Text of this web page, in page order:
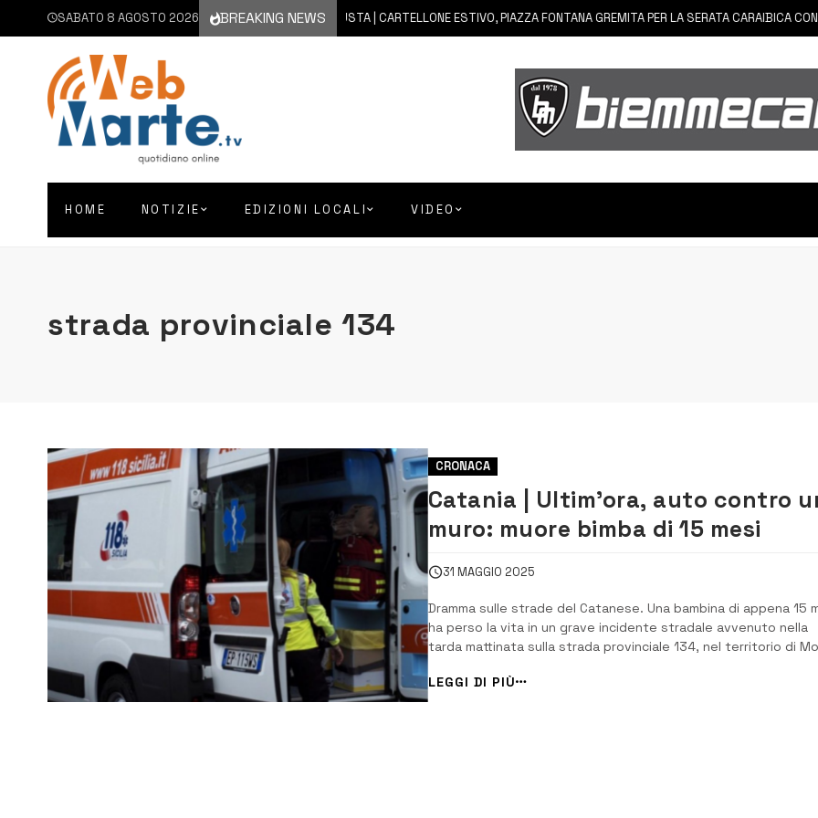
SABATO 8 AGOSTO 2026 BREAKING NEWS
8 AGOSTO 2026 AUGUSTA | CARTELLONE ESTIVO, PIAZZA FONTANA GREMITA PER LA SERATA CARAIBICA CON
HOME NOTIZIE EDIZIONI LOCALI VIDEO
strada provinciale 134
CRONACA
Catania | Ultim’ora, auto contro
muro: muore bimba di 15 mesi
31 MAGGIO 2025
Dramma sulle strade del Catanese. Una bambina di appena 15
ha perso la vita in un grave incidente stradale avvenuto nella
tarda mattinata sulla strada provinciale 134, nel territorio di
Sant’Anastasia. Subito soccorsa, la bambina è stata
d’urgenza all’ospedale Garibaldi Nesima di Catania, dove i medici
hanno tentato in t...
LEGGI DI PIÙ